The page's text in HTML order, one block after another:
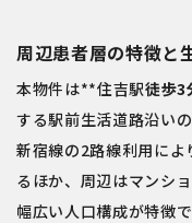
周辺患者層の特徴と
本物件は**住吉駅徒歩3
する駅前生活道路沿い
新宿線の2路線利用によ
るほか、周辺はマンシ
幅広い人口構成が特徴